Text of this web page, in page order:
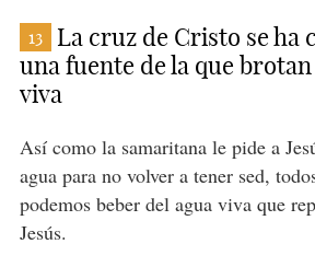
13
La cruz de Cristo se ha
una fuente de la que
viva
Así como la samaritana le pide a
agua para no volver a tener sed,
podemos beber del agua viva que
Jesús.